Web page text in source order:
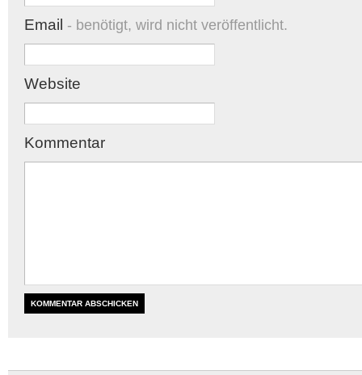
Email - benötigt, wird nicht veröffentlicht.
Website
Kommentar